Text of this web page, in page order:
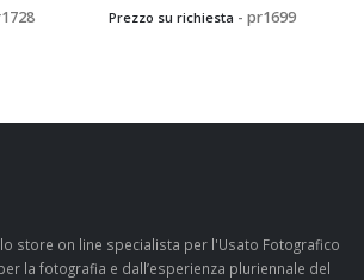
Prezzo su richiesta - pr1699
store on line specialista per l'Usato Fotografico
la fotografia e dall’esperienza pluriennale del